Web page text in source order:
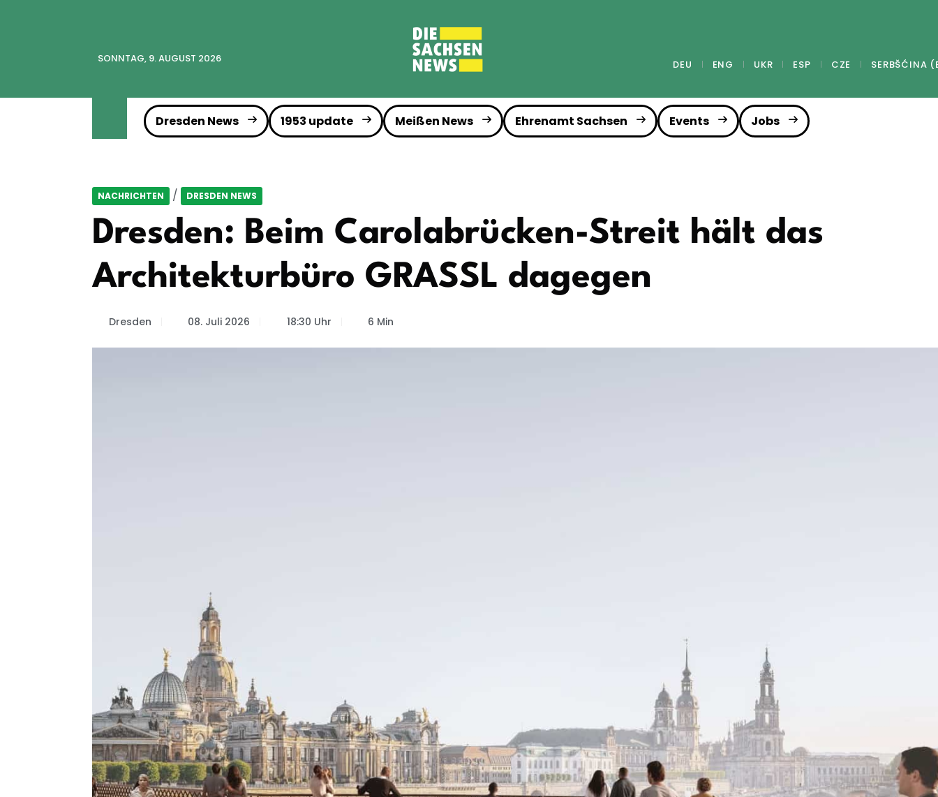
SONNTAG, 9. AUGUST 2026 DEU ENG UKR ESP CZE SERBŠĆINA
Dresden News 1953 update Meißen News Ehrenamt Sachsen Events Jobs
NACHRICHTEN / DRESDEN NEWS
Dresden: Beim Carolabrücken-Streit hält das
Architekturbüro GRASSL dagegen
Dresden 08. Juli 2026 18:30 Uhr 6 Min